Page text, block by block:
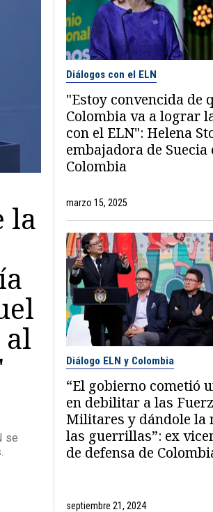
la
al
se
Diálogos con el ELN
"Estoy convencida de
Colombia va a lograr
con el ELN": Helena
embajadora de Suecia
Colombia
marzo 15, 2025
Diálogo ELN y Colombia
“El gobierno cometió
en debilitar a las
Militares y dándole la
las guerrillas”: ex
de defensa de
septiembre 21, 2024